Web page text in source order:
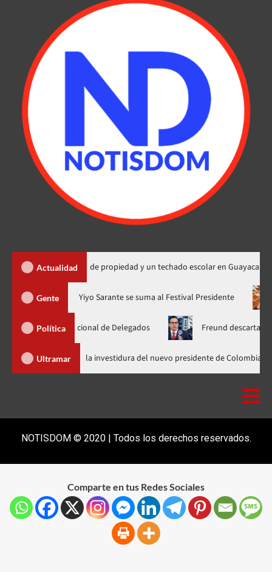
Actualidad
450 títulos de propiedad y un techado escolar en Guayacanal
Gente
nuevo horario Yiyo Sarante se suma al Festival
Política
Nacional de Delegados Freund descarta Secretaría
Ultramar
Abinader llega a Cali para asistir a la investidura del nuevo presidente de
NOTISDOM © 2020 | Todos los derechos reservados.
Comparte en tus Redes Sociales